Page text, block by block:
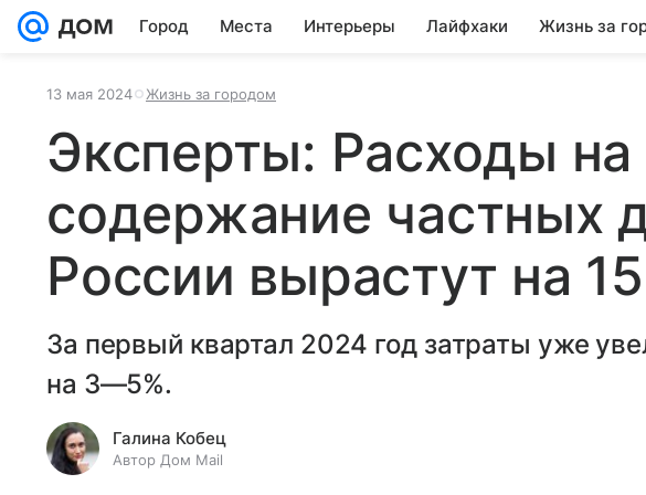
Город Места Интерьеры Лайфхаки Жизнь за
13 мая 2024 Жизнь за городом
Эксперты: Расходы на
содержание частных
России вырастут на
За первый квартал 2024 год затраты уже
на 3—5%.
Галина Кобец
Автор Дом Mail